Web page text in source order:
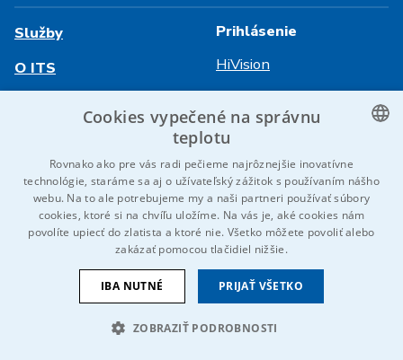
Služby
O ITS
Kontaktujte nás
Prihlásenie
HiVision
© 2026 IDEAL-Trade Service, spol. s r.o.
Ochrana osobných údajov Cookies
Oznámenie EU
CZECH
GERMAN
Cookies vypečené na správnu
teplotu
Rovnako ako pre vás radi pečieme najrôznejšie inovatívne
technológie, staráme sa aj o užívateľský zážitok s používaním nášho
webu. Na to ale potrebujeme my a naši partneri používať súbory
cookies, ktoré si na chvíľu uložíme. Na vás je, aké cookies nám
povolíte upiecť do zlatista a ktoré nie. Všetko môžete povoliť alebo
zakázať pomocou tlačidiel nižšie.
PRIJAŤ VŠETKO
IBA NUTNÉ
ZOBRAZIŤ PODROBNOSTI